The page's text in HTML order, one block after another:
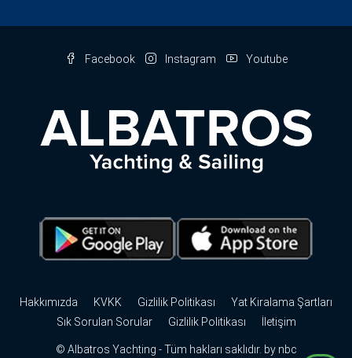
Facebook Instagram Youtube
Hakkımızda KVKK Gizlilik Politikası
Yat Kiralama Şartları
Sık Sorulan Sorular
Gizlilik Politikası İletişim
© Albatros Yachting - Tüm hakları saklıdır. by nbc